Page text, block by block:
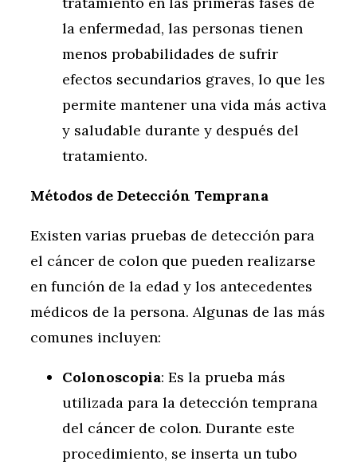
la enfermedad, las personas tienen
menos probabilidades de sufrir
efectos secundarios graves, lo que les
permite mantener una vida más activa
y saludable durante y después del
tratamiento.
Métodos de Detección Temprana
Existen varias pruebas de detección para
el cáncer de colon que pueden realizarse
en función de la edad y los antecedentes
médicos de la persona. Algunas de las más
comunes incluyen:
Colonoscopia: Es la prueba más
utilizada para la detección temprana
del cáncer de colon. Durante este
procedimiento, se inserta un tubo